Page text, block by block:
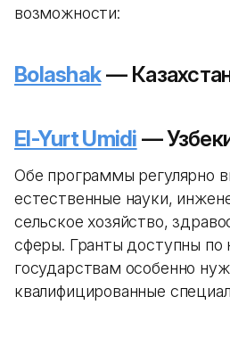
возможности:
Bolashak—
El-Yurt Umidi —
Обе программы регулярно
естественные науки,
сельское хозяйство,
сферы. Гранты доступны по
государствам особенно
квалифицированные